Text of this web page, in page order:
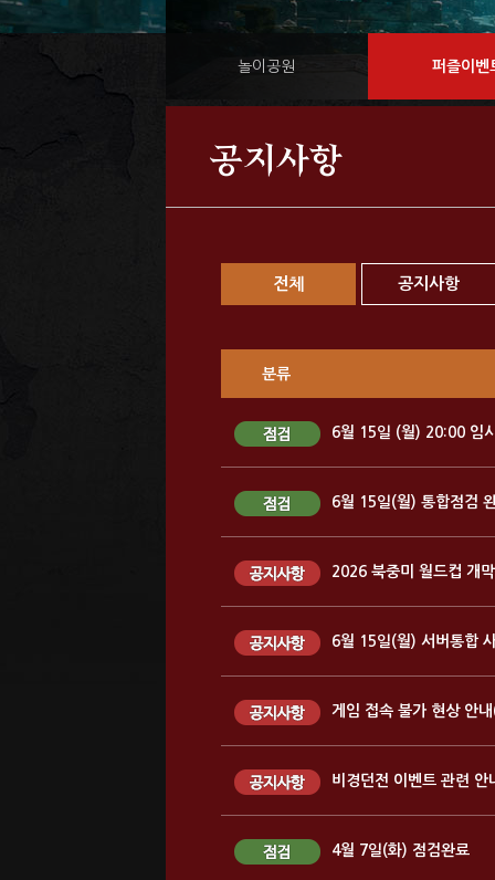
놀이공원 퍼즐이벤
공지사항
전체 공지사항
분류
6월 15일 (월) 20:00 임
6월 15일(월) 통합점검
2026 북중미 월드컵 개
6월 15일(월) 서버통합
게임 접속 불가 현상 안
비경던전 이벤트 관련 안
4월 7일(화) 점검완료